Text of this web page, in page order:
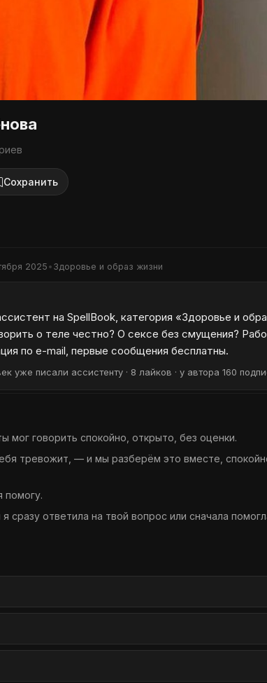
Сохранить
2025 • Здоровье и образ жизни
на SpellBook, категория «Здоровье и
о теле честно? О сексе без смущения?
по e-mail, первые сообщения бесплатны.
уже писали ассистенту · 8 лайков · у автора 160
мог говорить спокойно, открыто, без оценки.
тревожит, — и мы разберём это вместе,
помогу.
сразу ответила на твой вопрос или сначала